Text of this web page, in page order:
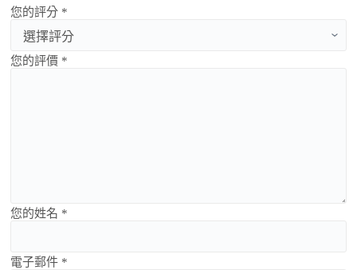
您的評分 *
您的評價 *
您的姓名 *
電子郵件 *